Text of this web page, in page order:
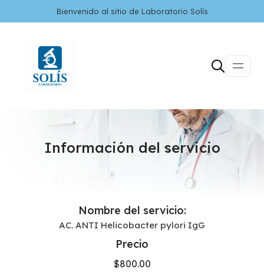
Bienvenido al sitio de Laboratorio Solís
Información del servicio
Nombre del servicio:
AC. ANTI Helicobacter pylori IgG
Precio
$800.00